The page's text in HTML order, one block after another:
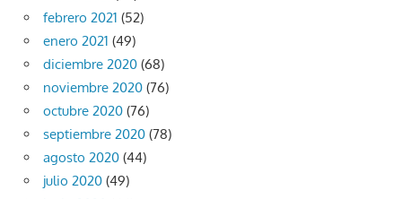
febrero 2021 (52)
enero 2021 (49)
diciembre 2020 (68)
noviembre 2020 (76)
octubre 2020 (76)
septiembre 2020 (78)
agosto 2020 (44)
julio 2020 (49)